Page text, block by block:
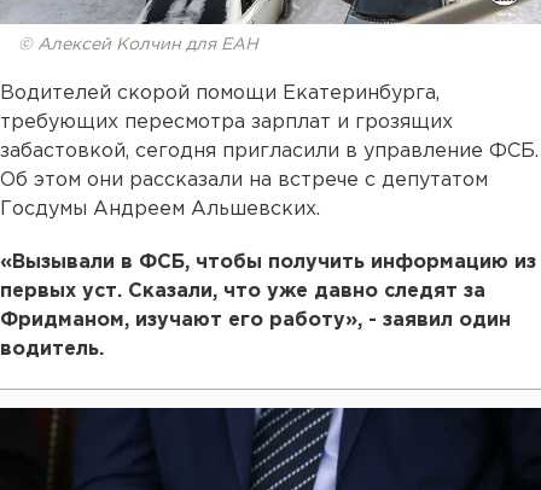
© Алексей Колчин для ЕАН
Водителей скорой помощи Екатеринбурга,
требующих пересмотра зарплат и грозящих
забастовкой, сегодня пригласили в управление ФСБ.
Об этом они рассказали на встрече с депутатом
Госдумы Андреем Альшевских.
«Вызывали в ФСБ, чтобы получить информацию из
первых уст. Сказали, что уже давно следят за
Фридманом, изучают его работу», - заявил один
водитель.